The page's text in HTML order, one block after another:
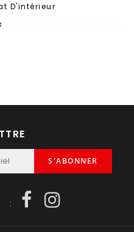
D'intérieur
S'ABONNER
: